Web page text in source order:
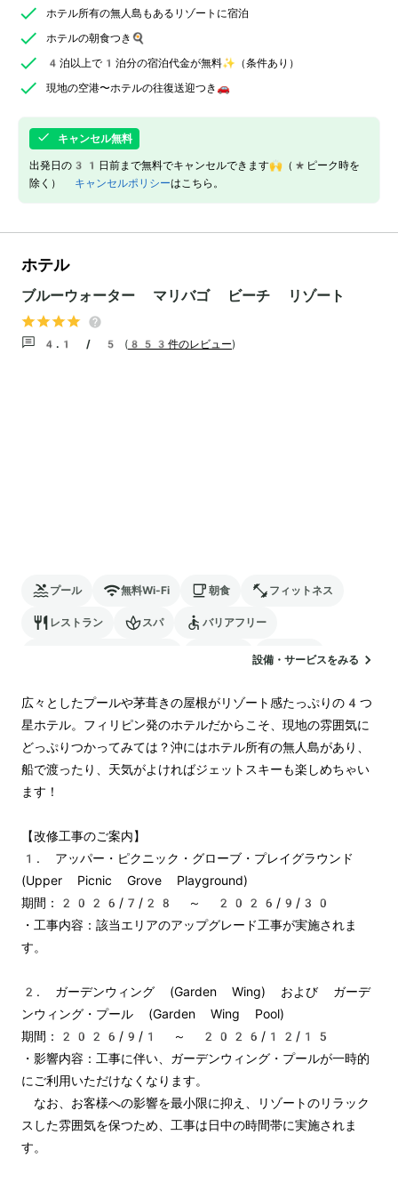
ホテル所有の無人島もあるリゾートに宿泊
ホテルの朝食つき🍳
4泊以上で1泊分の宿泊代金が無料✨（条件あり）
現地の空港〜ホテルの往復送迎つき🚗
キャンセル無料
出発日の31日前まで無料でキャンセルできます🙌（*ピーク時を
除く） キャンセルポリシーはこちら。
ホテル
ブルーウォーター マリバゴ ビーチ リゾート
4.1 / 5 ( 853件のレビュー)
プール 無料Wi-Fi 朝食 フィットネス
レストラン スパ バリアフリー
駐車場
設備・サービスをみる
広々としたプールや茅葺きの屋根がリゾート感たっぷりの4つ
星ホテル。フィリピン発のホテルだからこそ、現地の雰囲気に
どっぷりつかってみては？沖にはホテル所有の無人島があり、
船で渡ったり、天気がよければジェットスキーも楽しめちゃい
ます！
【改修工事のご案内】
1. アッパー・ピクニック・グローブ・プレイグラウンド
(Upper Picnic Grove Playground)
期間：2026/7/28 ～ 2026/9/30
・工事内容：該当エリアのアップグレード工事が実施されま
す。
2. ガーデンウィング (Garden Wing) および ガーデ
ンウィング・プール (Garden Wing Pool)
期間：2026/9/1 ～ 2026/12/15
・影響内容：工事に伴い、ガーデンウィング・プールが一時的
にご利用いただけなくなります。
なお、お客様への影響を最小限に抑え、リゾートのリラック
スした雰囲気を保つため、工事は日中の時間帯に実施されま
す。